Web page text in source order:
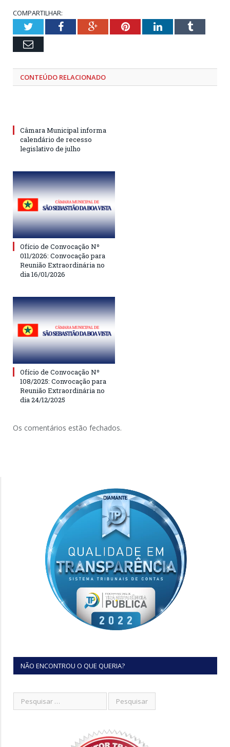
COMPARTILHAR:
TwitterFacebookGoogle+PinterestLinkedInTumblr
Email
CONTEÚDO RELACIONADO
Câmara Municipal informa
calendário de recesso
legislativo de julho
Ofício de Convocação Nº
011/2026: Convocação para
Reunião Extraordinária no
dia 16/01/2026
Ofício de Convocação Nº
108/2025: Convocação para
Reunião Extraordinária no
dia 24/12/2025
Os comentários estão fechados.
NÃO ENCONTROU O QUE QUERIA?